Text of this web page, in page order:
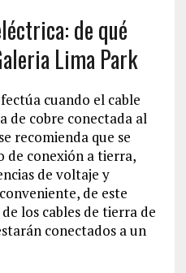
de qué
Lima Park
cuando el cable
de cobre conectada al
recomienda que se
de conexión a tierra,
de voltaje y
de este
los cables de tierra de
conectados a un